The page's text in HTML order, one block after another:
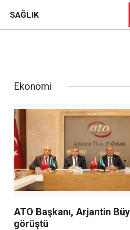
SAĞLIK
Ekonomi
ATO Başkanı, Arjantin
görüştü